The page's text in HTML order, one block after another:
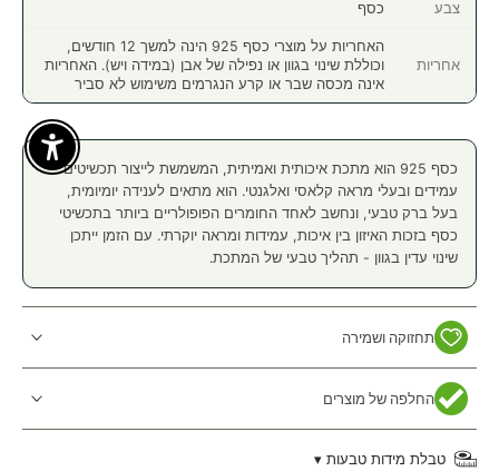
צבע כסף
אחריות
האחריות על מוצרי כסף 925 הינה למשך 12 חודשים,
וכוללת שינוי בגוון או נפילה של אבן (במידה ויש). האחריות
אינה מכסה שבר או קרע הנגרמים משימוש לא סביר
כסף 925 הוא מתכת איכותית ואמיתית, המשמשת לייצור תכשיטים
עמידים ובעלי מראה קלאסי ואלגנטי. הוא מתאים לענידה יומיומית,
בעל ברק טבעי, ונחשב לאחד החומרים הפופולריים ביותר בתכשיטי
כסף בזכות האיזון בין איכות, עמידות ומראה יוקרתי. עם הזמן ייתכן
שינוי עדין בגוון - תהליך טבעי של המתכת.
תחזוקה ושמירה
החלפה של מוצרים
טבלת מידות טבעות ▾
Enable Accessibility